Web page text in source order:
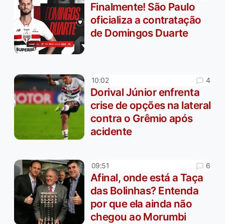
Finalmente! São Paulo
oficializa a contratação
de Domingos Duarte
10:02 4
Dorival Júnior enfrenta
crise de opções na lateral
contra o Grêmio após
acidente
09:51 6
Afinal, onde está a Taça
das Bolinhas? Entenda
por que ela ainda não
chegou ao Morumbi